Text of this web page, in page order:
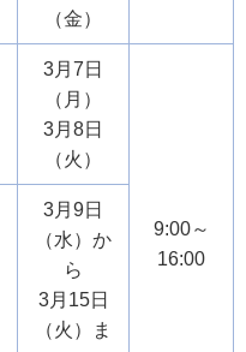
（金）
3月7日
（月）
3月8日
（火）
9:00～
16:00
3月9日
（水）か
ら
3月15日
（火）ま